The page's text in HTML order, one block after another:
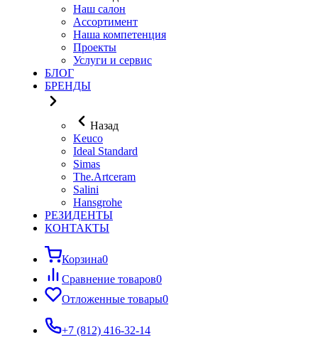
Наш салон
Ассортимент
Наша компетенция
Проекты
Услуги и сервис
БЛОГ
БРЕНДЫ
Назад
Keuco
Ideal Standard
Simas
The.Artceram
Salini
Hansgrohe
РЕЗИДЕНТЫ
КОНТАКТЫ
Корзина0
Сравнение товаров0
Отложенные товары0
+7 (812) 416-32-14